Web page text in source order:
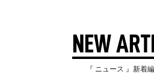
NEW
『 ニュース 』新着